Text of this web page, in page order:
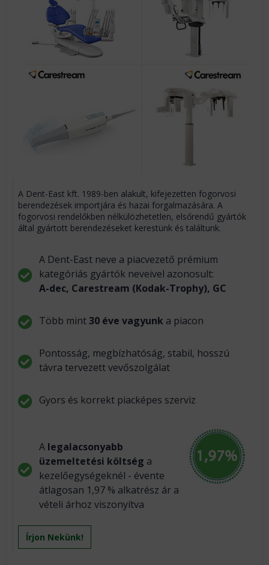
A Dent-East kft. 1989-ben alakult, kifejezetten fogorvosi
berendezések importjára és hazai forgalmazására. A
fogorvosi rendelőkben nélkülözhetetlen, elsőrendű gyártók
által gyártott berendezéseket kerestünk és találtunk.
A Dent-East neve a piacvezető prémium
kategóriás gyártók neveivel azonosult:
A-dec, Carestream (Kodak-Trophy), GC
Több mint30 éve vagyunk a piacon
Pontosság, megbízhatóság, stabil, hosszú
távra tervezett vevőszolgálat
Gyors és korrekt piacképes szerviz
A legalacsonyabb
üzemeltetési költség a
kezelőegységeknél - évente
átlagosan 1,97 % alkatrész ár a
vételi árhoz viszonyítva
Írjon Nekünk!